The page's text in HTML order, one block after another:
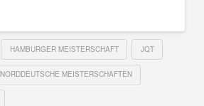
HAMBURGER MEISTERSCHAFT JQT
NORDDEUTSCHE MEISTERSCHAFTEN